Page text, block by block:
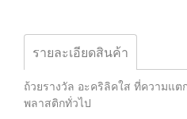
รายละเอียดสินค้า
ถ้วยรางวัล อะคริลิคใส ที่ความแต
พลาสติกทั่วไป